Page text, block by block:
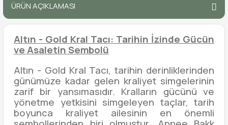
ÜRÜN AÇIKLAMASI
Altın - Gold Kral Tacı: Tarihin İzinde Gücün
ve Asaletin Sembolü
Altın - Gold Kral Tacı, tarihin derinliklerinden
günümüze kadar gelen kraliyet simgelerinin
zarif bir yansımasıdır. Kralların gücünü ve
yönetme yetkisini simgeleyen taçlar, tarih
boyunca kraliyet ailesinin en önemli